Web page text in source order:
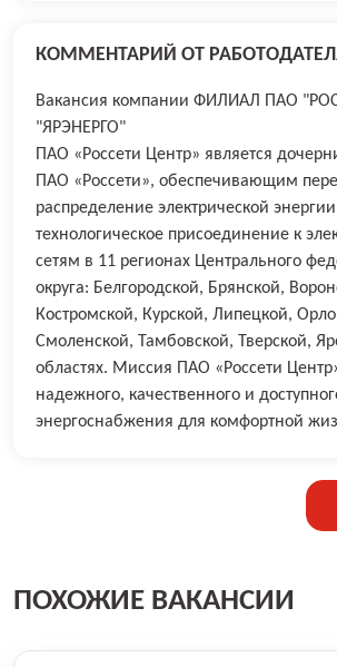
КОММЕНТАРИЙ ОТ
Вакансия компании ФИЛИАЛ ПАО
"ЯРЭНЕРГО"
ПАО «Россети Центр» является
ПАО «Россети», обеспечивающим
распределение электрической
технологическое присоединение к
сетям в 11 регионах Центрального
округа: Белгородской, Брянской,
Костромской, Курской, Липецкой,
Смоленской, Тамбовской, Тверской,
областях. Миссия ПАО «Россети
надежного, качественного и
энергоснабжения для комфортной
ПОХОЖИЕ ВАКАНСИИ